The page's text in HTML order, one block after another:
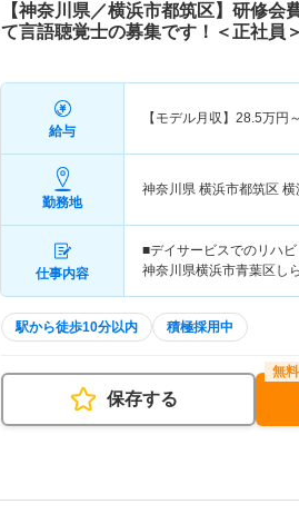
【神奈川県／横浜市都筑区】研修
て言語聴覚士の募集です！＜正社員＞
給与
【モデル月収】 28.5万円～
勤務地
神奈川県 横浜市都筑区 横
仕事内容
■デイサービスでのリハ
神奈川県横浜市青葉区し
駅から徒歩10分以内 積極採用中
保存する